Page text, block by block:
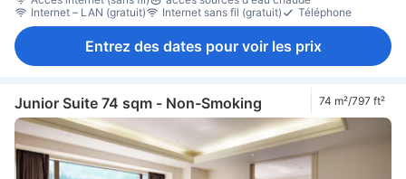
Internet – LAN (gratuit)
Internet sans fil (gratuit) Téléphone
Entrez des dates pour voir les prix
Junior Suite 74 sqm - Non-Smoking 74 m²/797 ft²